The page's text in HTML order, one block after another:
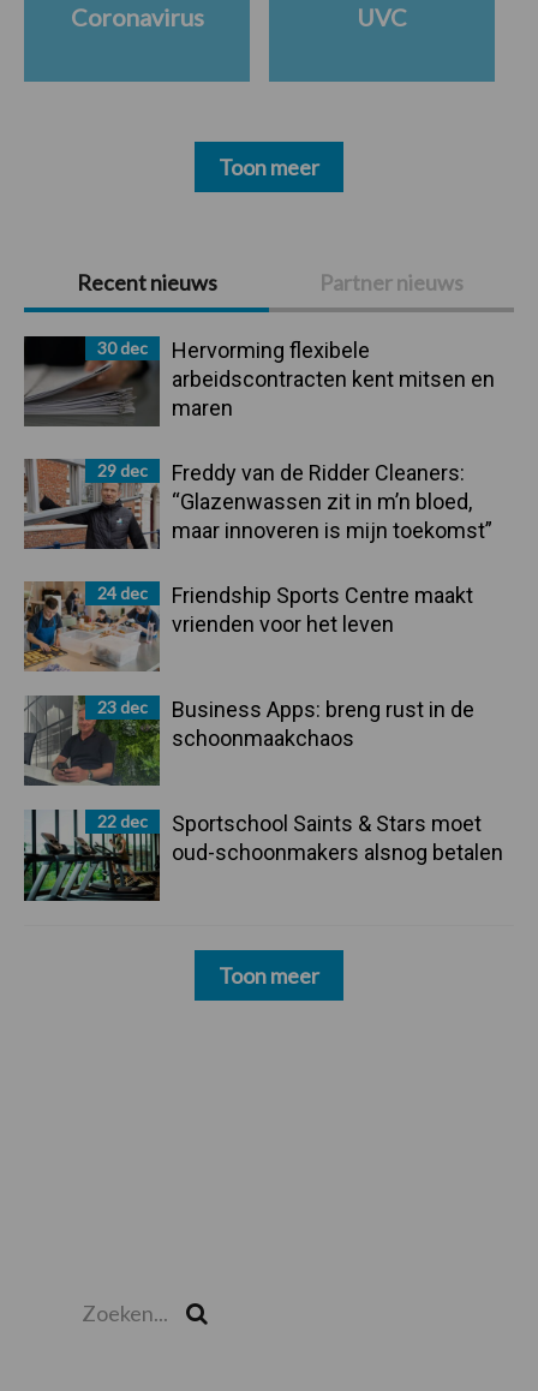
Primaire
Sidebar
Recent nieuws Partner nieuws
30 dec
Hervorming flexibele
arbeidscontracten kent mitsen en
maren
29 dec
Freddy van de Ridder Cleaners:
“Glazenwassen zit in m’n bloed,
maar innoveren is mijn toekomst”
24 dec
Friendship Sports Centre maakt
vrienden voor het leven
23 dec
Business Apps: breng rust in de
schoonmaakchaos
22 dec
Sportschool Saints & Stars moet
oud-schoonmakers alsnog betalen
Toon meer
Coronavirus UVC
Toon meer